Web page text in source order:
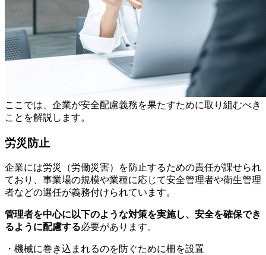
ここでは、企業が安全配慮義務を果たすために取り組むべき
ことを解説します。
労災防止
企業には労災（労働災害）を防止するための責任が課せられ
ており、事業場の規模や業種に応じて安全管理者や衛生管理
者などの選任が義務付けられています。
管理者を中心に以下のような対策を実施し、安全を確保でき
るように配慮する必要があります。
・機械に巻き込まれるのを防ぐために柵を設置